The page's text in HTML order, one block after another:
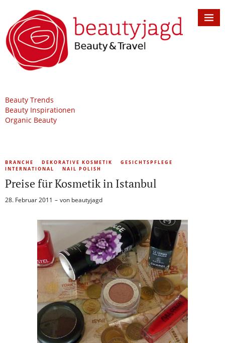
Beauty Trends
Beauty Inspirationen
Organic Beauty
BRANCHE DEKORATIVE KOSMETIK
GESICHTSPFLEGE
INTERNATIONAL
NAIL POLISH
Preise für Kosmetik in Istanbul
28. Februar 2011 von beautyjagd